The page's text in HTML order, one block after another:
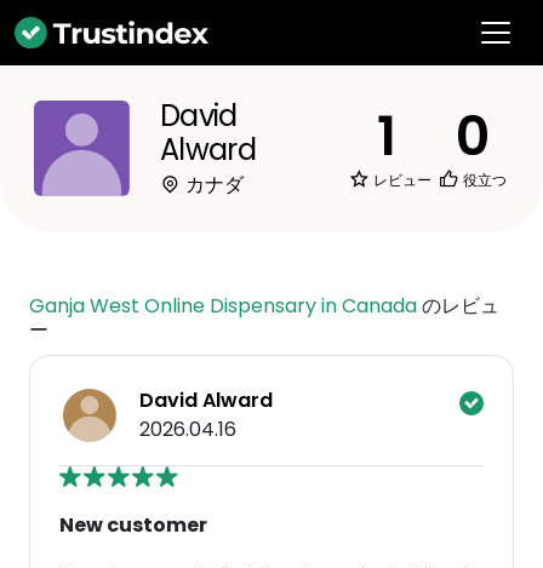
David
Alward
カナダ
1
レビュー
0
役立つ
Ganja West Online Dispensary in Canadaのレビュ
ー
David Alward
2026.04.16
New customer